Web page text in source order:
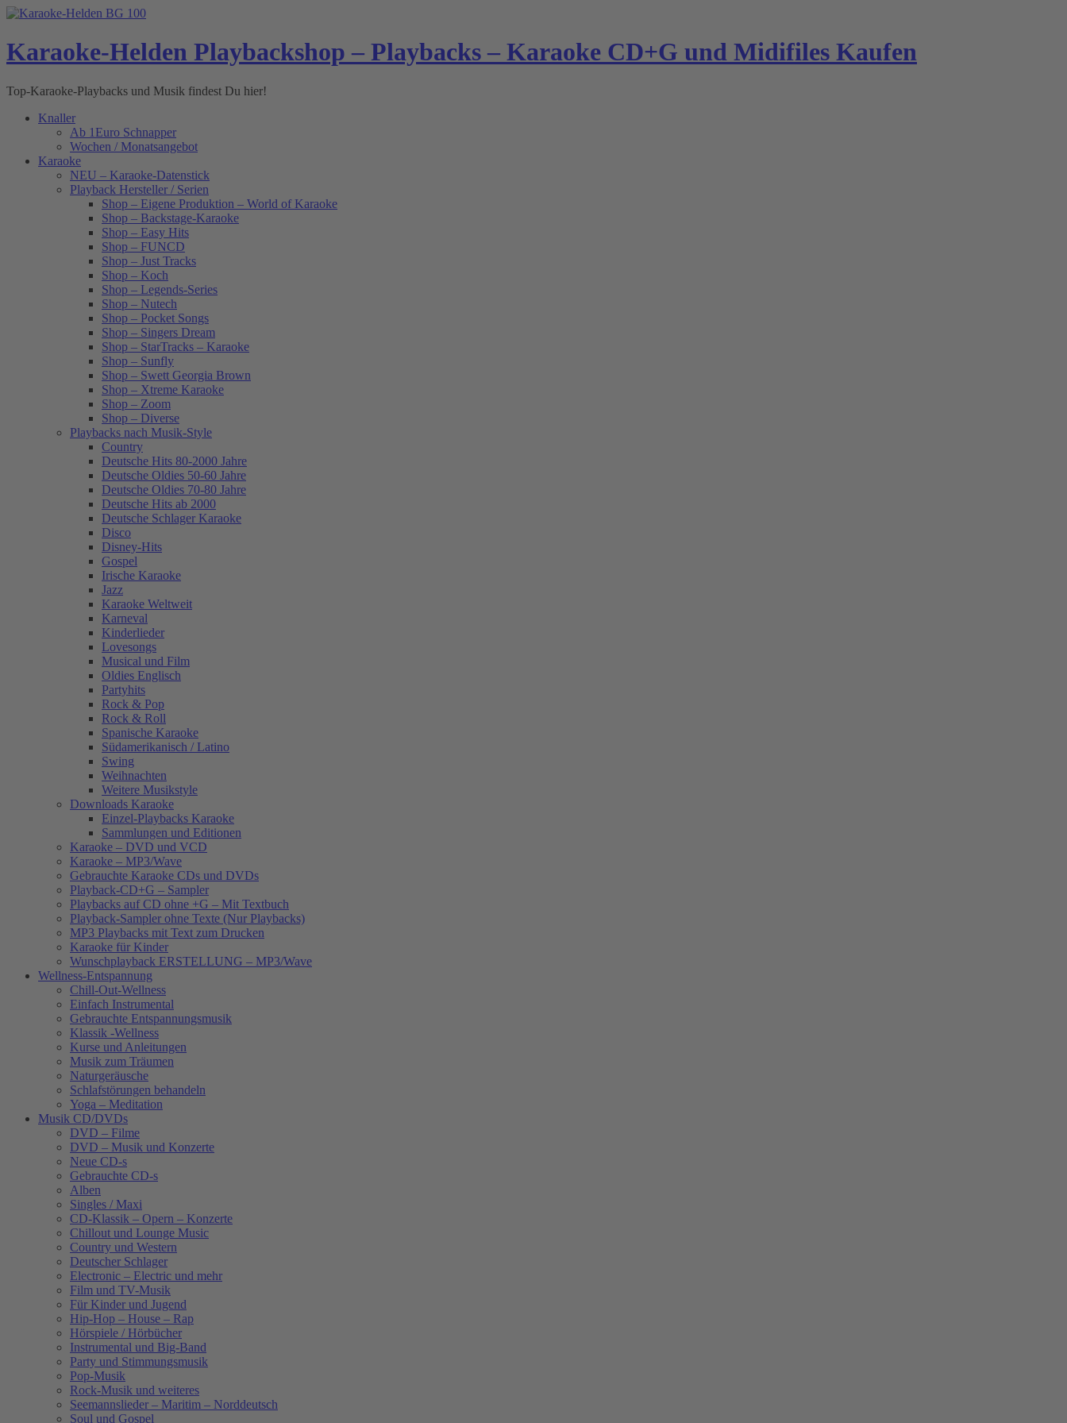
Skip
content
Karaoke-Helden Playbackshop – Playbacks – Karaoke CD+G und Midifiles Kaufen
Top-Karaoke-Playbacks und Musik findest Du hier!
Knaller
Ab 1Euro Schnapper
Wochen / Monatsangebot
Karaoke
NEU – Karaoke-Datenstick
Playback Hersteller / Serien
Shop – Eigene Produktion – World of Karaoke
Shop – Backstage-Karaoke
Shop – Easy Hits
Shop – FUNCD
Shop – Just Tracks
Shop – Koch
Shop – Legends-Series
Shop – Nutech
Shop – Pocket Songs
Shop – Singers Dream
Shop – StarTracks – Karaoke
Shop – Sunfly
Shop – Swett Georgia Brown
Shop – Xtreme Karaoke
Shop – Zoom
Shop – Diverse
Playbacks nach Musik-Style
Country
Deutsche Hits 80-2000 Jahre
Deutsche Oldies 50-60 Jahre
Deutsche Oldies 70-80 Jahre
Deutsche Hits ab 2000
Deutsche Schlager Karaoke
Disco
Disney-Hits
Gospel
Irische Karaoke
Jazz
Karaoke Weltweit
Karneval
Kinderlieder
Lovesongs
Musical und Film
Oldies Englisch
Partyhits
Rock & Pop
Rock & Roll
Spanische Karaoke
Südamerikanisch / Latino
Swing
Weihnachten
Weitere Musikstyle
Downloads Karaoke
Einzel-Playbacks Karaoke
Sammlungen und Editionen
Karaoke – DVD und VCD
Karaoke – MP3/Wave
Gebrauchte Karaoke CDs und DVDs
Playback-CD+G – Sampler
Playbacks auf CD ohne +G – Mit Textbuch
Playback-Sampler ohne Texte (Nur Playbacks)
MP3 Playbacks mit Text zum Drucken
Karaoke für Kinder
Wunschplayback ERSTELLUNG – MP3/Wave
Wellness-Entspannung
Chill-Out-Wellness
Einfach Instrumental
Gebrauchte Entspannungsmusik
Klassik -Wellness
Kurse und Anleitungen
Musik zum Träumen
Naturgeräusche
Schlafstörungen behandeln
Yoga – Meditation
Musik CD/DVDs
DVD – Filme
DVD – Musik und Konzerte
Neue CD-s
Gebrauchte CD-s
Alben
Singles / Maxi
CD-Klassik – Opern – Konzerte
Chillout und Lounge Music
Country und Western
Deutscher Schlager
Electronic – Electric und mehr
Film und TV-Musik
Für Kinder und Jugend
Hip-Hop – House – Rap
Hörspiele / Hörbücher
Instrumental und Big-Band
Party und Stimmungsmusik
Pop-Musik
Rock-Musik und weiteres
Seemannslieder – Maritim – Norddeutsch
Soul und Gospel